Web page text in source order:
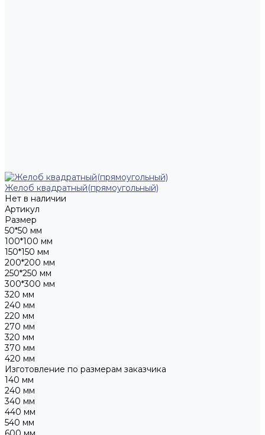
Желоб квадратный(прямоугольный)
Нет в наличии
Артикул
Размер
50*50 мм
100*100 мм
150*150 мм
200*200 мм
250*250 мм
300*300 мм
320 мм
240 мм
220 мм
270 мм
320 мм
370 мм
420 мм
Изготовление по размерам заказчика
140 мм
240 мм
340 мм
440 мм
540 мм